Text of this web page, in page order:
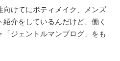
向けてにボティメイク、メンズ
介をしているんだけど、働く
ジェントルマンブログ」をも